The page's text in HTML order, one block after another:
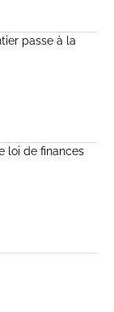
passe à la
loi de finances